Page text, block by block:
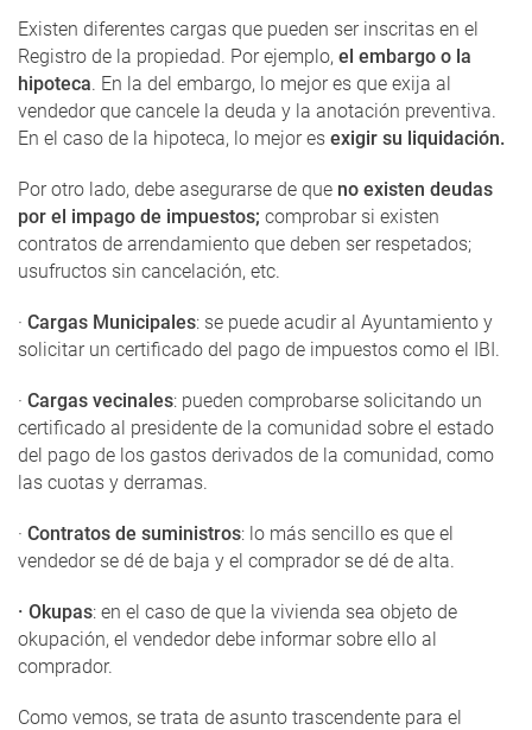
Existen diferentes cargas que pueden ser inscritas en el
Registro de la propiedad. Por ejemplo, el embargo o la
hipoteca. En la del embargo, lo mejor es que exija al
vendedor que cancele la deuda y la anotación preventiva.
En el caso de la hipoteca, lo mejor es exigir su liquidación.
Por otro lado, debe asegurarse de que no existen deudas
por el impago de impuestos; comprobar si existen
contratos de arrendamiento que deben ser respetados;
usufructos sin cancelación, etc.
· Cargas Municipales: se puede acudir al Ayuntamiento y
solicitar un certificado del pago de impuestos como el IBI.
· Cargas vecinales: pueden comprobarse solicitando un
certificado al presidente de la comunidad sobre el estado
del pago de los gastos derivados de la comunidad, como
las cuotas y derramas.
· Contratos de suministros: lo más sencillo es que el
vendedor se dé de baja y el comprador se dé de alta.
· Okupas: en el caso de que la vivienda sea objeto de
okupación, el vendedor debe informar sobre ello al
comprador.
Como vemos, se trata de asunto trascendente para el